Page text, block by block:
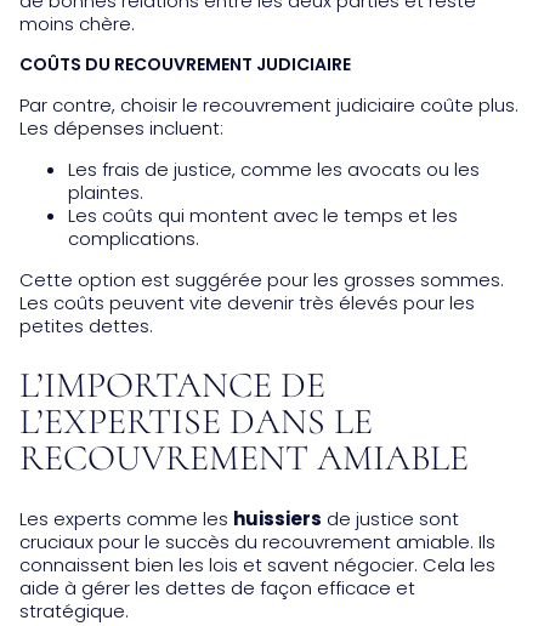
moins chère.
COÛTS DU RECOUVREMENT JUDICIAIRE
Par contre, choisir le recouvrement judiciaire coûte plus.
Les dépenses incluent:
Les frais de justice, comme les avocats ou les
plaintes.
Les coûts qui montent avec le temps et les
complications.
Cette option est suggérée pour les grosses sommes.
Les coûts peuvent vite devenir très élevés pour les
petites dettes.
L’IMPORTANCE DE
L’EXPERTISE DANS LE
RECOUVREMENT AMIABLE
Les experts comme les huissiers de justice sont
cruciaux pour le succès du recouvrement amiable. Ils
connaissent bien les lois et savent négocier. Cela les
aide à gérer les dettes de façon efficace et
stratégique.